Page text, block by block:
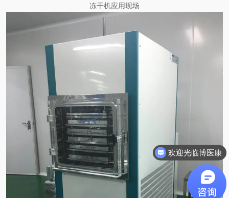
冻干机应用现场
欢迎光临博医康